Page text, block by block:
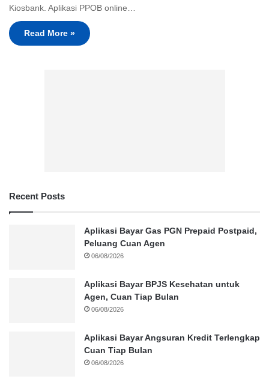
Kiosbank. Aplikasi PPOB online…
Read More »
Recent Posts
Aplikasi Bayar Gas PGN Prepaid Postpaid,
Peluang Cuan Agen
06/08/2026
Aplikasi Bayar BPJS Kesehatan untuk
Agen, Cuan Tiap Bulan
06/08/2026
Aplikasi Bayar Angsuran Kredit Terlengkap
Cuan Tiap Bulan
06/08/2026